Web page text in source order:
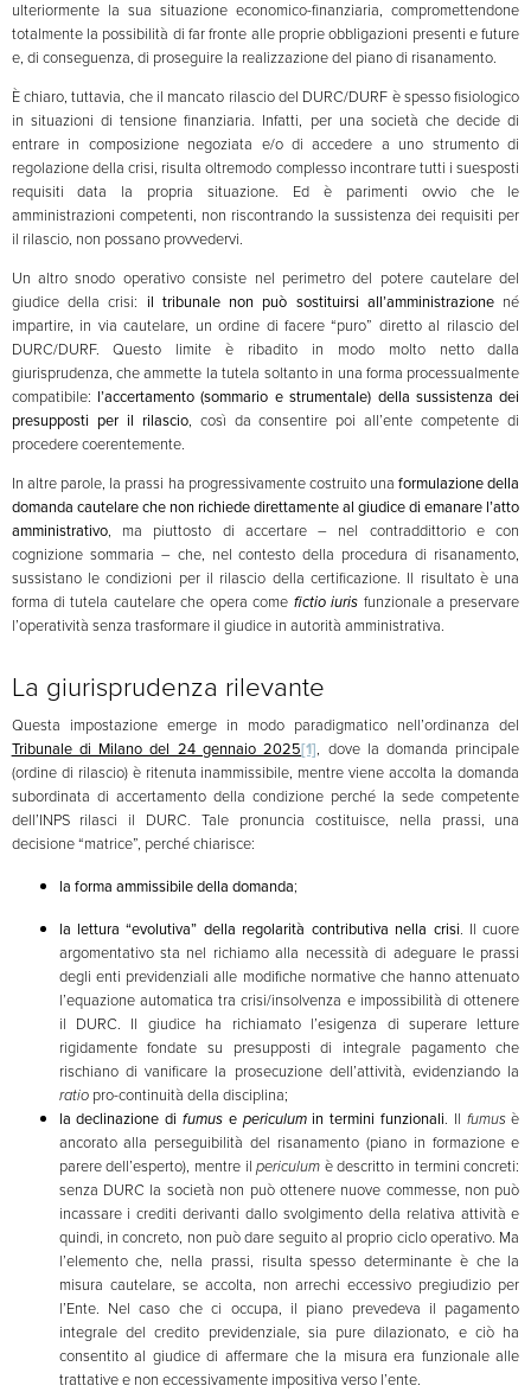
ulteriormente la sua situazione economico-finanziaria, compromettendone
totalmente la possibilità di far fronte alle proprie obbligazioni presenti e future
e, di conseguenza, di proseguire la realizzazione del piano di risanamento.
È chiaro, tuttavia, che il mancato rilascio del DURC/DURF è spesso fisiologico
in situazioni di tensione finanziaria. Infatti, per una società che decide di
entrare in composizione negoziata e/o di accedere a uno strumento di
regolazione della crisi, risulta oltremodo complesso incontrare tutti i suesposti
requisiti data la propria situazione. Ed è parimenti ovvio che le
amministrazioni competenti, non riscontrando la sussistenza dei requisiti per
il rilascio, non possano provvedervi.
Un altro snodo operativo consiste nel perimetro del potere cautelare del
giudice della crisi: il tribunale non può sostituirsi all’amministrazione né
impartire, in via cautelare, un ordine di facere “puro” diretto al rilascio del
DURC/DURF. Questo limite è ribadito in modo molto netto dalla
giurisprudenza, che ammette la tutela soltanto in una forma processualmente
compatibile: l’accertamento (sommario e strumentale) della sussistenza dei
presupposti per il rilascio, così da consentire poi all’ente competente di
procedere coerentemente.
In altre parole, la prassi ha progressivamente costruito unaformulazione della
domanda cautelare che non richiede direttamente al giudice di emanare l’atto
amministrativo, ma piuttosto di accertare – nel contraddittorio e con
cognizione sommaria – che, nel contesto della procedura di risanamento,
sussistano le condizioni per il rilascio della certificazione. Il risultato è una
forma di tutela cautelare che opera come fictio iuris funzionale a preservare
l’operatività senza trasformare il giudice in autorità amministrativa.
La giurisprudenza rilevante
Questa impostazione emerge in modo paradigmatico nell’ordinanza del
Tribunale di Milano del 24 gennaio 2025[1], dove la domanda principale
(ordine di rilascio) è ritenuta inammissibile, mentre viene accolta la domanda
subordinata di accertamento della condizione perché la sede competente
dell’INPS rilasci il DURC. Tale pronuncia costituisce, nella prassi, una
decisione “matrice”, perché chiarisce:
la forma ammissibile della domanda;
la lettura “evolutiva” della regolarità contributiva nella crisi. Il cuore
argomentativo sta nel richiamo alla necessità di adeguare le prassi
degli enti previdenziali alle modifiche normative che hanno attenuato
l’equazione automatica tra crisi/insolvenza e impossibilità di ottenere
il DURC. Il giudice ha richiamato l’esigenza di superare letture
rigidamente fondate su presupposti di integrale pagamento che
rischiano di vanificare la prosecuzione dell’attività, evidenziando la
ratiopro-continuità della disciplina;
la declinazione di fumus e periculumin termini funzionali. Il fumusè
ancorato alla perseguibilità del risanamento (piano in formazione e
parere dell’esperto), mentre ilpericulum è descritto in termini concreti:
senza DURC la società non può ottenere nuove commesse, non può
incassare i crediti derivanti dallo svolgimento della relativa attività e
quindi, in concreto, non può dare seguito al proprio ciclo operativo. Ma
l’elemento che, nella prassi, risulta spesso determinante è che la
misura cautelare, se accolta, non arrechi eccessivo pregiudizio per
l’Ente. Nel caso che ci occupa, il piano prevedeva il pagamento
integrale del credito previdenziale, sia pure dilazionato, e ciò ha
consentito al giudice di affermare che la misura era funzionale alle
trattative e non eccessivamente impositiva verso l’ente.